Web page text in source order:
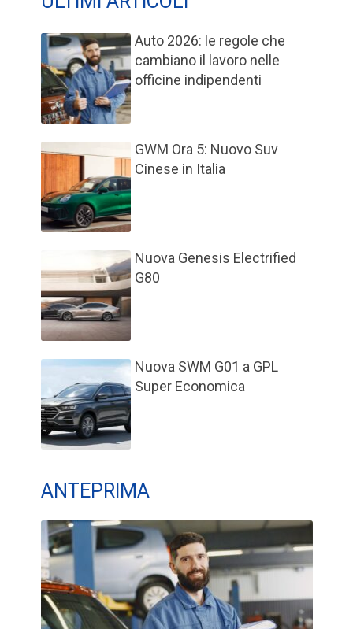
Auto 2026: le regole che
cambiano il lavoro nelle
officine indipendenti
GWM Ora 5: Nuovo Suv
Cinese in Italia
Nuova Genesis Electrified
G80
Nuova SWM G01 a GPL
Super Economica
ANTEPRIMA